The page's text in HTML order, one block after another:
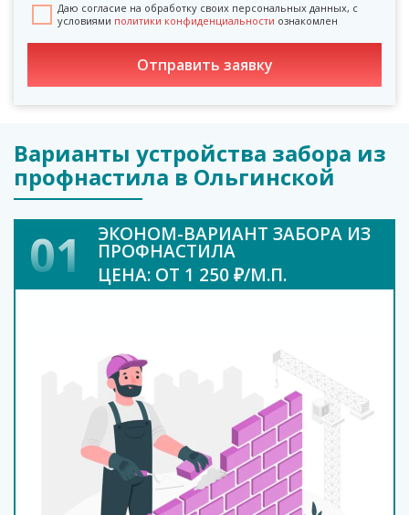
Даю согласие на обработку своих персональных данных, с
условиями политики конфиденциальности ознакомлен
Варианты устройства забора из
профнастила в Ольгинской
01 ЭКОНОМ-ВАРИАНТ ЗАБОРА ИЗ
ПРОФНАСТИЛА
ЦЕНА: ОТ 1 250 ₽/М.П.